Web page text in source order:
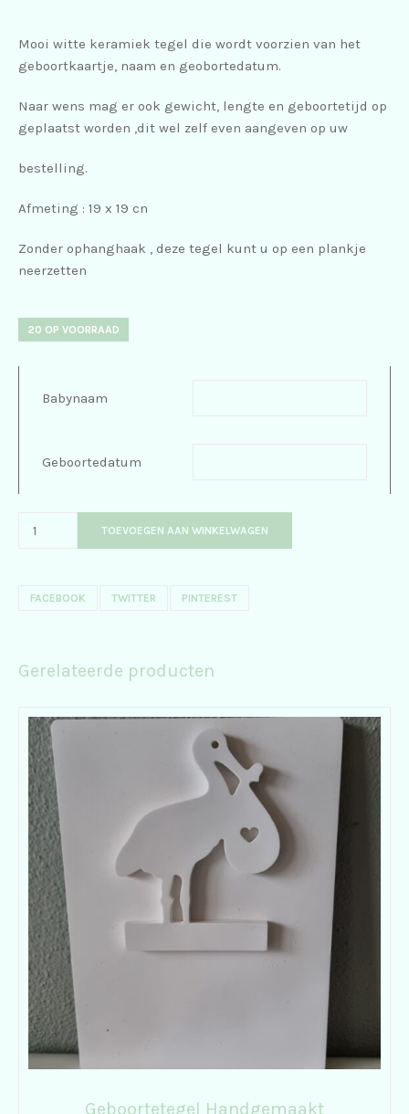
Mooi witte keramiek tegel die wordt voorzien van het
geboortkaartje, naam en geobortedatum.
Naar wens mag er ook gewicht, lengte en geboortetijd op
geplaatst worden ,dit wel zelf even aangeven op uw
bestelling.
Afmeting : 19 x 19 cn
Zonder ophanghaak , deze tegel kunt u op een plankje
neerzetten
20 OP VOORRAAD
Babynaam
Geboortedatum
TOEVOEGEN AAN WINKELWAGEN
FACEBOOK TWITTER PINTEREST
Gerelateerde producten
Geboortetegel Handgemaakt